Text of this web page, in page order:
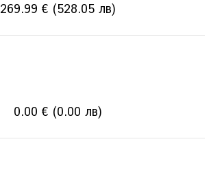
269.99 € (528.05 лв)
КУПИ
0.00 € (0.00 лв)